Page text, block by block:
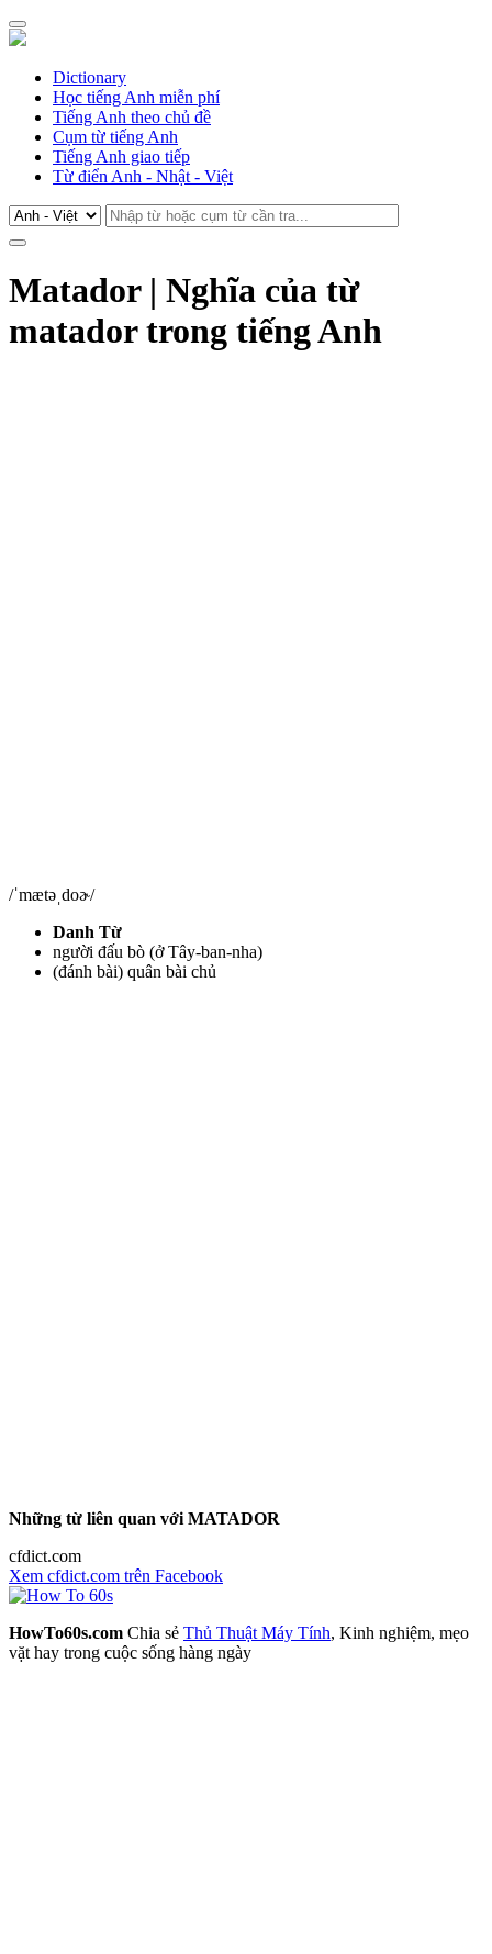
Dictionary
Học tiếng Anh miễn phí
Tiếng Anh theo chủ đề
Cụm từ tiếng Anh
Tiếng Anh giao tiếp
Từ điển Anh - Nhật - Việt
Matador | Nghĩa của từ
matador trong tiếng Anh
/ˈmætəˌdoɚ/
Danh Từ
người đấu bò (ở Tây-ban-nha)
(đánh bài) quân bài chủ
Những từ liên quan với MATADOR
cfdict.com
Xem cfdict.com trên Facebook
HowTo60s.com Chia sẻ Thủ Thuật Máy Tính, Kinh nghiệm, mẹo
vặt hay trong cuộc sống hàng ngày